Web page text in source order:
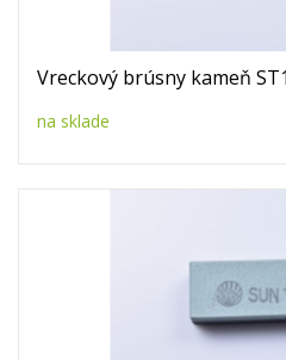
Vreckový brúsny kameň
na sklade